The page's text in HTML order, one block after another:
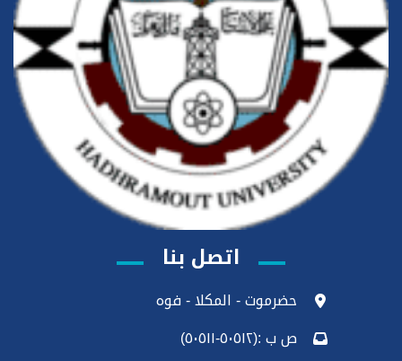
اتصل بنا
حضرموت - المكلا - فوه
ص ب :(٥٠٥١٢-٥٠٥١١)